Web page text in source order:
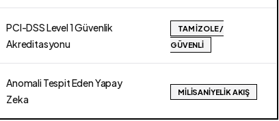
PCI-DSS Level 1 Güvenlik
Akreditasyonu
TAM İZOLE /
GÜVENLI
Anomali Tespit Eden Yapay
Zeka
MILISANIYELIK AKIŞ